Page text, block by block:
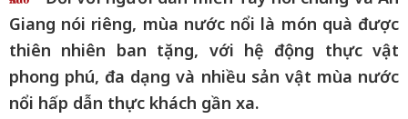
Giang nói riêng, mùa nước nổi là món quà được
thiên nhiên ban tặng, với hệ động thực vật
phong phú, đa dạng và nhiều sản vật mùa nước
nổi hấp dẫn thực khách gần xa.